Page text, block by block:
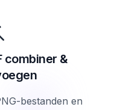
combiner &
bestanden en